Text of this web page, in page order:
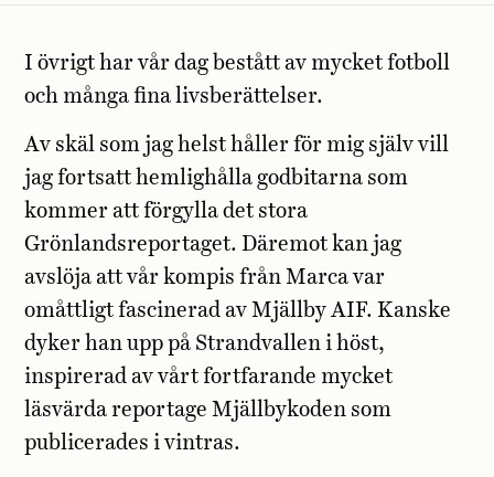
I övrigt har vår dag bestått av mycket fotboll
och många fina livsberättelser.
Av skäl som jag helst håller för mig själv vill
jag fortsatt hemlighålla godbitarna som
kommer att förgylla det stora
Grönlandsreportaget. Däremot kan jag
avslöja att vår kompis från Marca var
omåttligt fascinerad av Mjällby AIF. Kanske
dyker han upp på Strandvallen i höst,
inspirerad av vårt fortfarande mycket
läsvärda reportage Mjällbykoden som
publicerades i vintras.